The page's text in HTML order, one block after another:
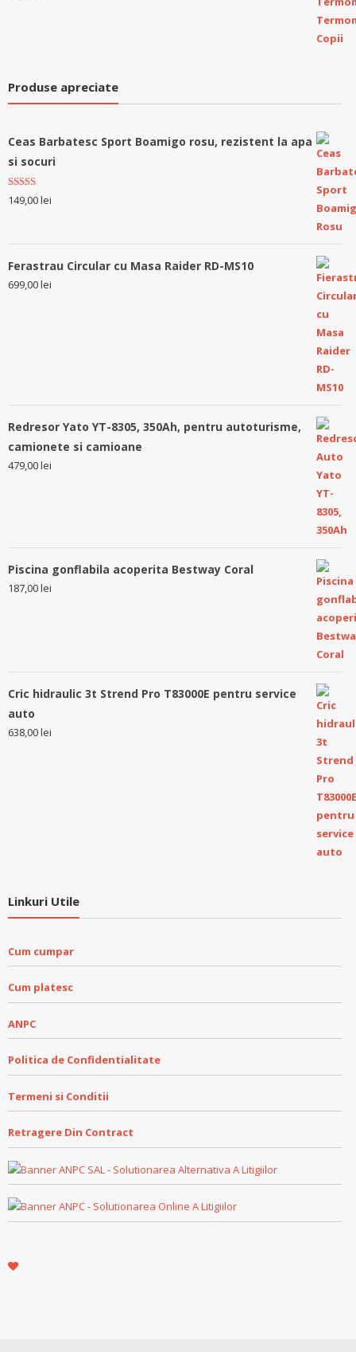
Produse apreciate
Ceas Barbatesc Sport Boamigo rosu, rezistent la apa
si socuri
Evaluat la
5.00stele
149,00lei
Ferastrau Circular cu Masa Raider RD-MS10
699,00lei
Redresor Yato YT-8305, 350Ah, pentru autoturisme,
camionete si camioane
479,00lei
Piscina gonflabila acoperita Bestway Coral
187,00lei
Cric hidraulic 3t Strend Pro T83000E pentru service
auto
638,00lei
Linkuri Utile
Cum cumpar
Cum platesc
ANPC
Politica de Confidentialitate
Termeni si Conditii
Retragere Din Contract